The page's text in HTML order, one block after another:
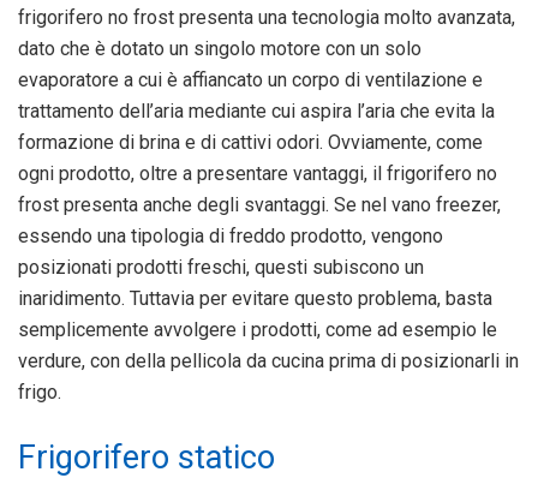
frigorifero no frost presenta una tecnologia molto avanzata,
dato che è dotato un singolo motore con un solo
evaporatore a cui è affiancato un corpo di ventilazione e
trattamento dell’aria mediante cui aspira l’aria che evita la
formazione di brina e di cattivi odori. Ovviamente, come
ogni prodotto, oltre a presentare vantaggi, il frigorifero no
frost presenta anche degli svantaggi. Se nel vano freezer,
essendo una tipologia di freddo prodotto, vengono
posizionati prodotti freschi, questi subiscono un
inaridimento. Tuttavia per evitare questo problema, basta
semplicemente avvolgere i prodotti, come ad esempio le
verdure, con della pellicola da cucina prima di posizionarli in
frigo.
Frigorifero statico